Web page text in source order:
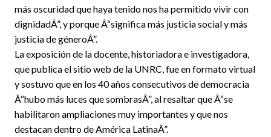
más oscuridad que haya tenido nos ha permitido vivir con
dignidadÂ”, y porque Â“significa más justicia social y más
justicia de géneroÂ”.
La exposición de la docente, historiadora e investigadora,
que publica el sitio web de la UNRC, fue en formato virtual
y sostuvo que en los 40 años consecutivos de democracia
Â“hubo más luces que sombrasÂ”, al resaltar que Â“se
habilitaron ampliaciones muy importantes y que nos
destacan dentro de América LatinaÂ”.